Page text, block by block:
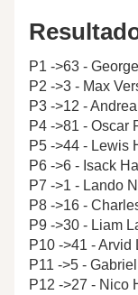
P1 ->63 -
P2 ->3 - Max
P3 ->12 -
P4 ->81 - Oscar
P5 ->44 - Lewis
P6 ->6 - Isack
P7 ->1 - Lando
P8 ->16 -
P9 ->30 - Liam
P10 ->41 - Arvid
P11 ->5 -
P12 ->27 - Nico